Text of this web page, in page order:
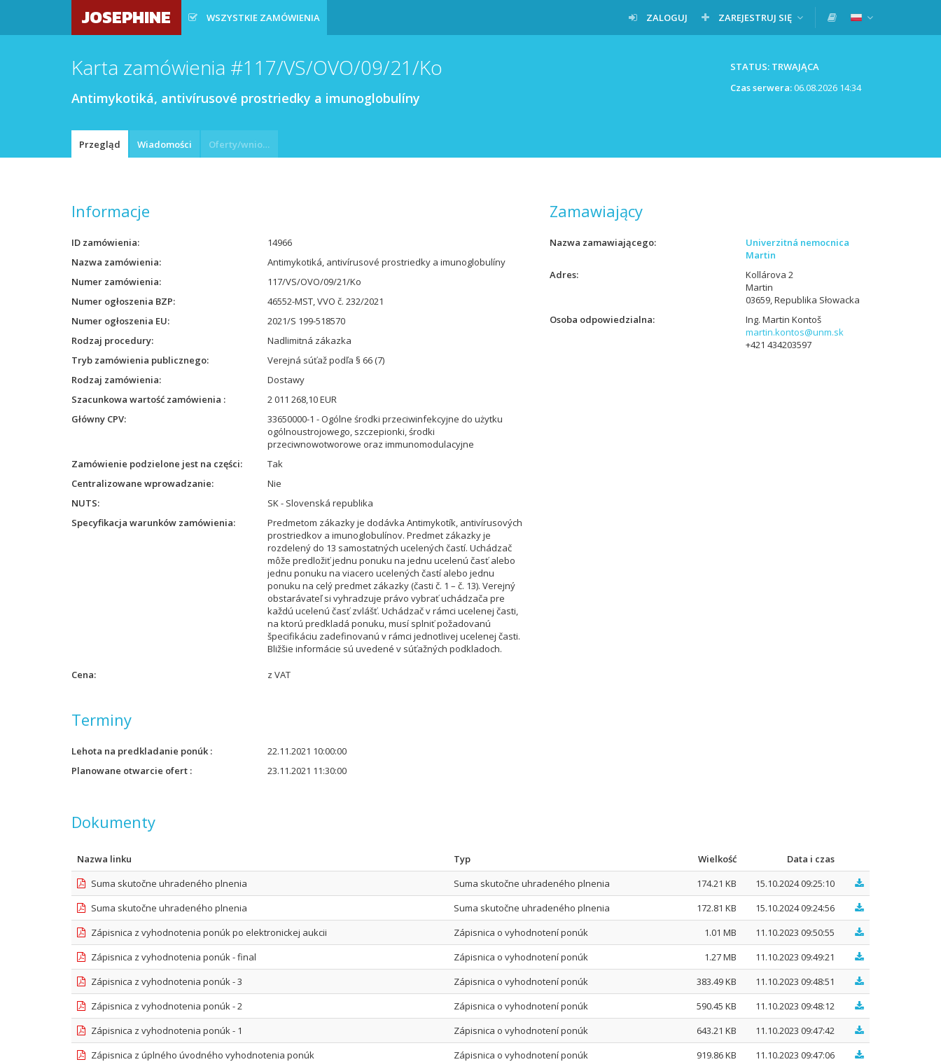
JOSEPHINE WSZYSTKIE ZAMÓWIENIA ZALOGUJ ZAREJESTRUJ SIĘ
STATUS: TRWAJĄCA
Czas serwera:06.08.2026 14:34
Karta zamówienia #117/VS/OVO/09/21/Ko
Antimykotiká, antivírusové prostriedky a imunoglobulíny
Przegląd Wiadomości Oferty/wnioski
Informacje
ID zamówienia
14966
Nazwa zamówienia
Antimykotiká, antivírusové prostriedky a imunoglobulíny
Numer zamówienia
117/VS/OVO/09/21/Ko
Numer ogłoszenia BZP
46552-MST, VVO č. 232/2021
Numer ogłoszenia EU
2021/S 199-518570
Rodzaj procedury
Nadlimitná zákazka
Tryb zamówienia publicznego
Verejná súťaž podľa § 66 (7)
Rodzaj zamówienia
Dostawy
Szacunkowa wartość zamówienia
2 011 268,10 EUR
Główny CPV
33650000-1 - Ogólne środki przeciwinfekcyjne do użytku
ogólnoustrojowego, szczepionki, środki
przeciwnowotworowe oraz immunomodulacyjne
Zamówienie podzielone jest na części
Tak
Centralizowane wprowadzanie
Nie
NUTS
SK - Slovenská republika
Specyfikacja warunków zamówienia
Predmetom zákazky je dodávka Antimykotík, antivírusových
prostriedkov a imunoglobulínov. Predmet zákazky je
rozdelený do 13 samostatných ucelených častí. Uchádzač
môže predložiť jednu ponuku na jednu ucelenú časť alebo
jednu ponuku na viacero ucelených častí alebo jednu
ponuku na celý predmet zákazky (časti č. 1 – č. 13). Verejný
obstarávateľ si vyhradzuje právo vybrať uchádzača pre
každú ucelenú časť zvlášť. Uchádzač v rámci ucelenej časti,
na ktorú predkladá ponuku, musí splniť požadovanú
špecifikáciu zadefinovanú v rámci jednotlivej ucelenej časti.
Bližšie informácie sú uvedené v súťažných podkladoch.
Cena z VAT
Terminy
Lehota na predkladanie ponúk
22.11.2021 10:00:00
Planowane otwarcie ofert
23.11.2021 11:30:00
Zamawiający
Nazwa zamawiającego
Univerzitná nemocnica
Martin
Adres
Kollárova 2
Martin
03659, Republika Słowacka
Osoba odpowiedzialna
Ing. Martin Kontoš
martin.kontos@unm.sk
+421 434203597
Dokumenty
Nazwa linku Typ Wielkość
Data i czas
Suma skutočne uhradeného plnenia
Suma skutočne uhradeného plnenia 174.21 KB
15.10.2024 09:25:10
Suma skutočne uhradeného plnenia
Suma skutočne uhradeného plnenia 172.81 KB
15.10.2024 09:24:56
Zápisnica z vyhodnotenia ponúk po elektronickej aukcii
Zápisnica o vyhodnotení ponúk 1.01 MB
11.10.2023 09:50:55
Zápisnica z vyhodnotenia ponúk - final
Zápisnica o vyhodnotení ponúk 1.27 MB
11.10.2023 09:49:21
Zápisnica z vyhodnotenia ponúk - 3
Zápisnica o vyhodnotení ponúk 383.49 KB
11.10.2023 09:48:51
Zápisnica z vyhodnotenia ponúk - 2
Zápisnica o vyhodnotení ponúk 590.45 KB
11.10.2023 09:48:12
Zápisnica z vyhodnotenia ponúk - 1
Zápisnica o vyhodnotení ponúk 643.21 KB
11.10.2023 09:47:42
Zápisnica z úplného úvodného vyhodnotenia ponúk
Zápisnica o vyhodnotení ponúk 919.86 KB
11.10.2023 09:47:06